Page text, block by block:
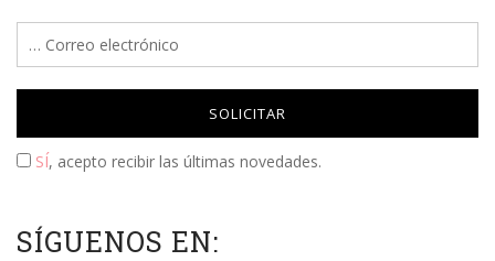
SÍ, acepto recibir las últimas novedades.
SÍGUENOS EN: